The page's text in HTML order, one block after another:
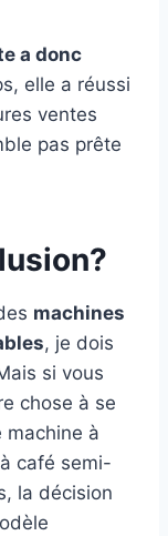
a donc
elle a réussi
ventes
pas prête
machines
, je dois
si vous
chose à se
machine à
café semi-
la décision